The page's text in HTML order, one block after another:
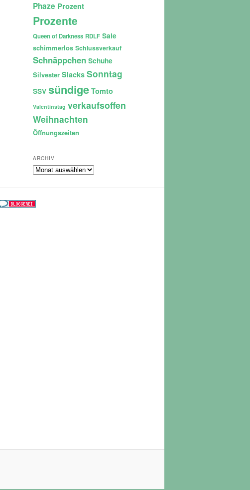
Phaze Prozent
Prozente
Queen of Darkness RDLF Sale
schimmerlos Schlussverkauf
Schnäppchen Schuhe
Silvester Slacks Sonntag
SSV sündige Tomto
Valentinstag verkaufsoffen
Weihnachten
Öffnungszeiten
ARCHIV
Archiv